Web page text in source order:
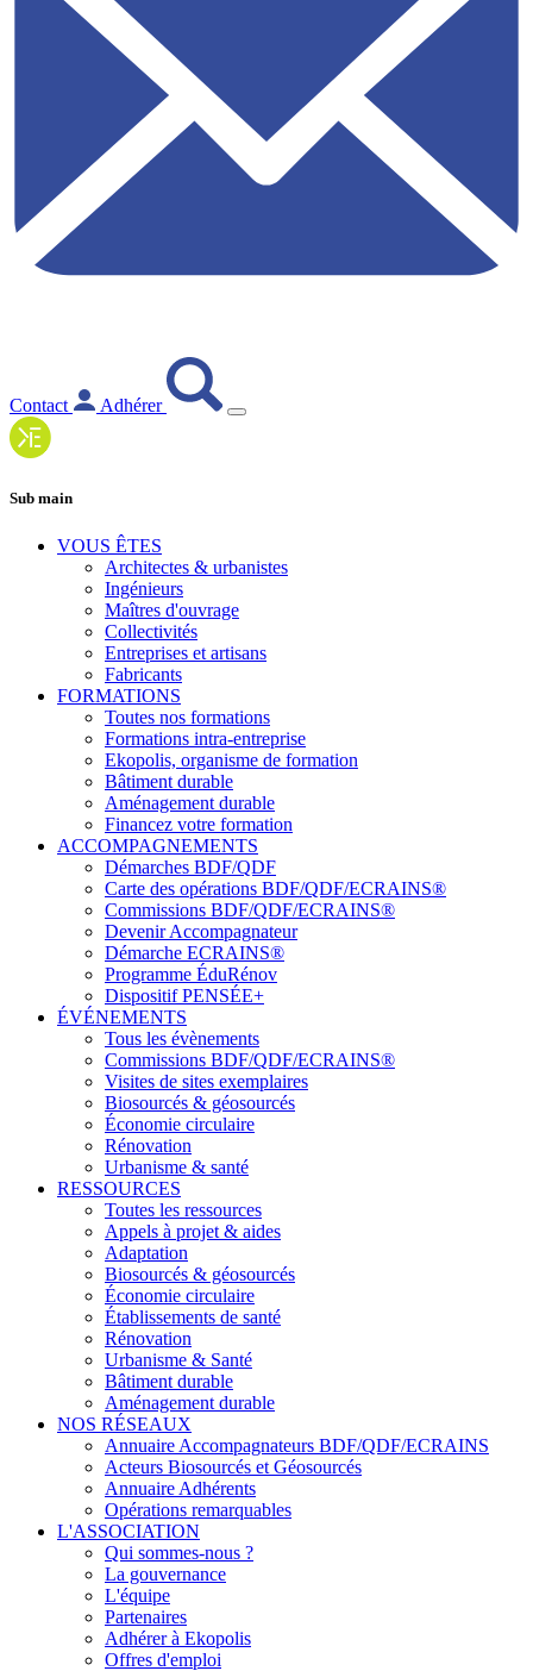
Contact Adhérer
Sub main
VOUS ÊTES
Architectes & urbanistes
Ingénieurs
Maîtres d'ouvrage
Collectivités
Entreprises et artisans
Fabricants
FORMATIONS
Toutes nos formations
Formations intra-entreprise
Ekopolis, organisme de formation
Bâtiment durable
Aménagement durable
Financez votre formation
ACCOMPAGNEMENTS
Démarches BDF/QDF
Carte des opérations BDF/QDF/ECRAINS®
Commissions BDF/QDF/ECRAINS®
Devenir Accompagnateur
Démarche ECRAINS®
Programme ÉduRénov
Dispositif PENSÉE+
ÉVÉNEMENTS
Tous les évènements
Commissions BDF/QDF/ECRAINS®
Visites de sites exemplaires
Biosourcés & géosourcés
Économie circulaire
Rénovation
Urbanisme & santé
RESSOURCES
Toutes les ressources
Appels à projet & aides
Adaptation
Biosourcés & géosourcés
Économie circulaire
Établissements de santé
Rénovation
Urbanisme & Santé
Bâtiment durable
Aménagement durable
NOS RÉSEAUX
Annuaire Accompagnateurs BDF/QDF/ECRAINS
Acteurs Biosourcés et Géosourcés
Annuaire Adhérents
Opérations remarquables
L'ASSOCIATION
Qui sommes-nous ?
La gouvernance
L'équipe
Partenaires
Adhérer à Ekopolis
Offres d'emploi